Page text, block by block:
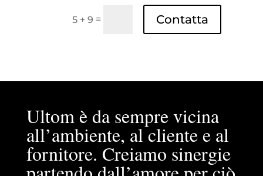
5 + 9 = Contatta
Ultom è da sempre vicina
all’ambiente, al cliente e al
fornitore. Creiamo sinergie